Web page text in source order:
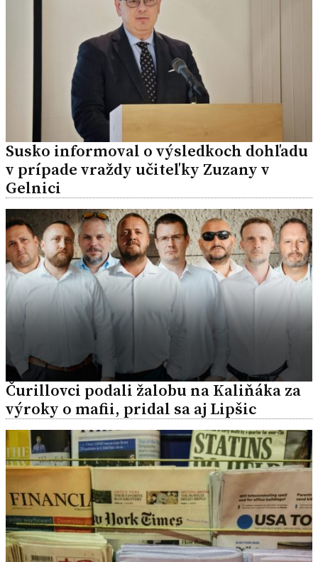
Susko informoval o výsledkoch dohľadu
v prípade vraždy učiteľky Zuzany v
Gelnici
Čurillovci podali žalobu na Kaliňáka za
výroky o mafii, pridal sa aj Lipšic